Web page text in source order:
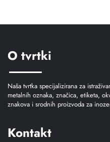
O tvrtki
Naša tvrtka specijalizirana za
metalnih oznaka, značica, etiketa,
znakova i srodnih proizvoda za
Kontakt